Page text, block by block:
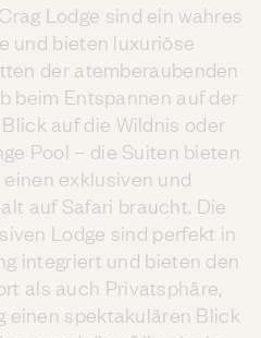
Lodge sind ein wahres
und bieten luxuriöse
der atemberaubenden
beim Entspannen auf der
auf die Wildnis oder
Pool – die Suiten bieten
exklusiven und
auf Safari braucht. Die
Lodge sind perfekt in
integriert und bieten den
als auch Privatsphäre,
einen spektakulären Blick